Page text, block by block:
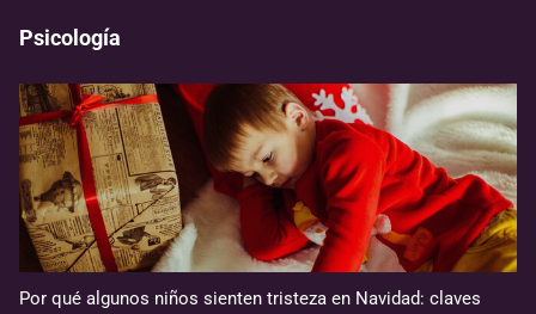
Psicología
Por qué algunos niños sienten tristeza en Navidad: claves